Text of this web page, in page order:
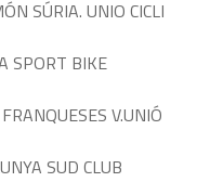
SÚRIA. UNIO CICLI
SPORT BIKE
V.UNIÓ
SUD CLUB